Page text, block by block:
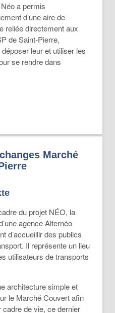
a permis
d’une aire de
reliée directement aux
de Saint-Pierre,
leur et utiliser les
se rendre dans
Marché
du projet NÉO, la
agence Alternéo
d’accueillir des publics
Il représente un lieu
utilisateurs de transports
architecture simple et
le Marché Couvert afin
de vie, ce dernier